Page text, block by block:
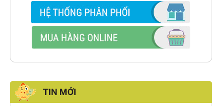
TIN MỚI